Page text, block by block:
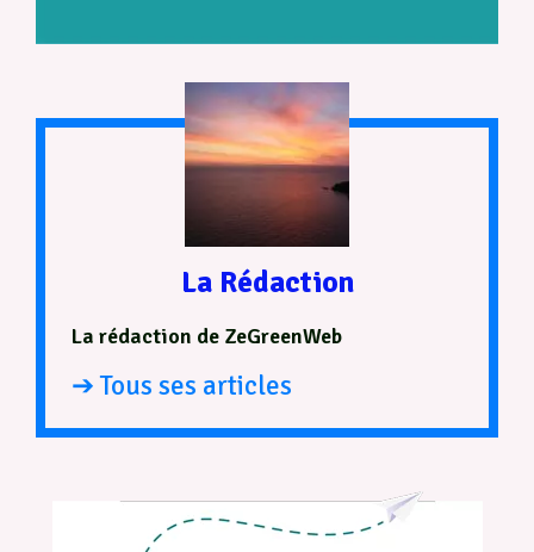
La Rédaction
La rédaction de ZeGreenWeb
➔ Tous ses articles